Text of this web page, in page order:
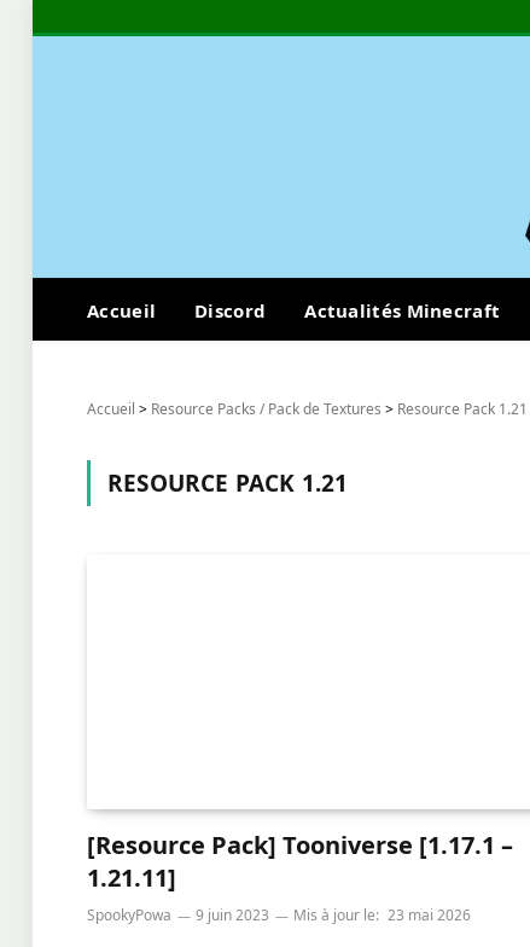
Accueil Discord Actualités Minecraft
Accueil > Resource Packs / Pack de Textures > Resource Pack 1.21
RESOURCE PACK 1.21
[Resource Pack] Tooniverse [1.17.1 –
1.21.11]
SpookyPowa 9 juin 2023 Mis à jour le: 23 mai 2026